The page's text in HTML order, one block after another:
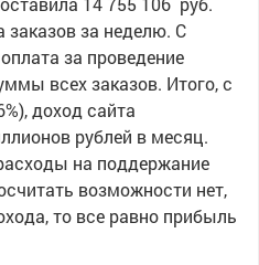
за неделю. С
за проведение
всех заказов. Итого, с
доход сайта
рублей в месяц.
на поддержание
возможности нет,
то все равно прибыль